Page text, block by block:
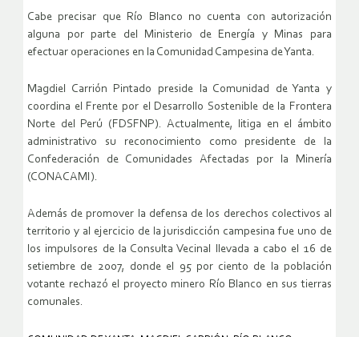
Cabe precisar que Río Blanco no cuenta con autorización
alguna por parte del Ministerio de Energía y Minas para
efectuar operaciones en la Comunidad Campesina de Yanta.
Magdiel Carrión Pintado preside la Comunidad de Yanta y
coordina el Frente por el Desarrollo Sostenible de la Frontera
Norte del Perú (FDSFNP). Actualmente, litiga en el ámbito
administrativo su reconocimiento como presidente de la
Confederación de Comunidades Afectadas por la Minería
(CONACAMI).
Además de promover la defensa de los derechos colectivos al
territorio y al ejercicio de la jurisdicción campesina fue uno de
los impulsores de la Consulta Vecinal llevada a cabo el 16 de
setiembre de 2007, donde el 95 por ciento de la población
votante rechazó el proyecto minero Río Blanco en sus tierras
comunales.